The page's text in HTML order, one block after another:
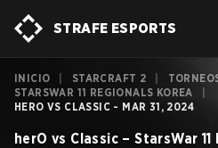
STRAFE ESPORTS
INICIO STARCRAFT 2
STARSWAR 11 REGIONALS KOREA
HERO VS CLASSIC - MAR 31, 2024
herO vs Classic –StarsWar